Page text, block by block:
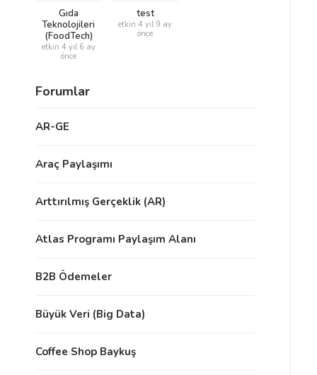
Gıda
Teknolojileri
(FoodTech)
etkin 4 yıl 6 ay
önce
test
etkin 4 yıl 9 ay
önce
Forumlar
AR-GE
Araç Paylaşımı
Arttırılmış Gerçeklik (AR)
Atlas Programı Paylaşım Alanı
B2B Ödemeler
Büyük Veri (Big Data)
Coffee Shop Baykuş